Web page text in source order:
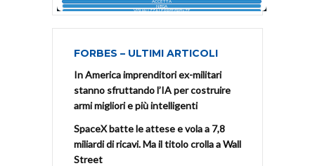
FORBES – ULTIMI ARTICOLI
In America imprenditori ex-militari
stanno sfruttando l’IA per costruire
armi migliori e più intelligenti
SpaceX batte le attese e vola a 7,8
miliardi di ricavi. Ma il titolo crolla a Wall
Street